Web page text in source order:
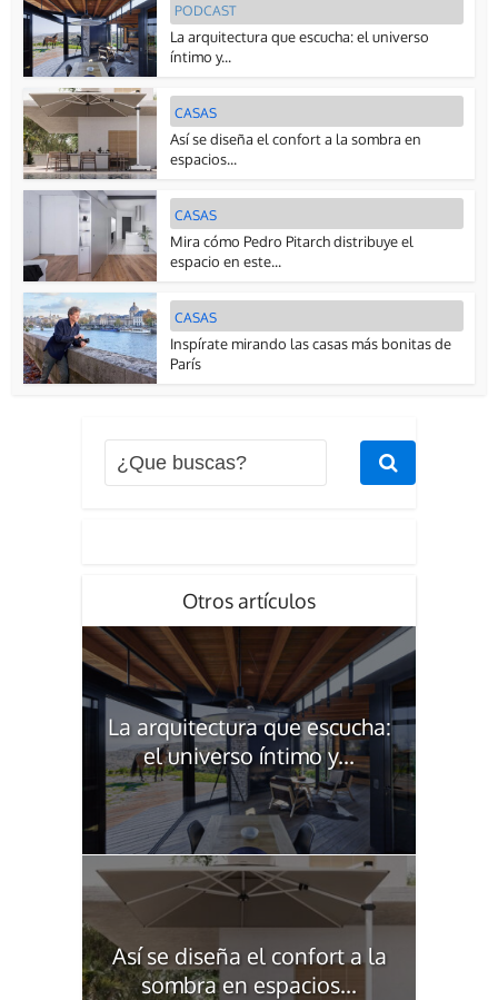
PODCAST
La arquitectura que escucha: el universo
íntimo y...
CASAS
Así se diseña el confort a la sombra en
espacios...
CASAS
Mira cómo Pedro Pitarch distribuye el
espacio en este...
CASAS
Inspírate mirando las casas más bonitas de
París
Otros artículos
La arquitectura que escucha:
el universo íntimo y...
Así se diseña el confort a la
sombra en espacios...